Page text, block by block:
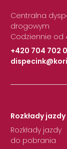
Centralna
drogowym
Codziennie od
+420 704 702
|
Rozkłady jazdy
Rozkłady jazdy
do pobrania